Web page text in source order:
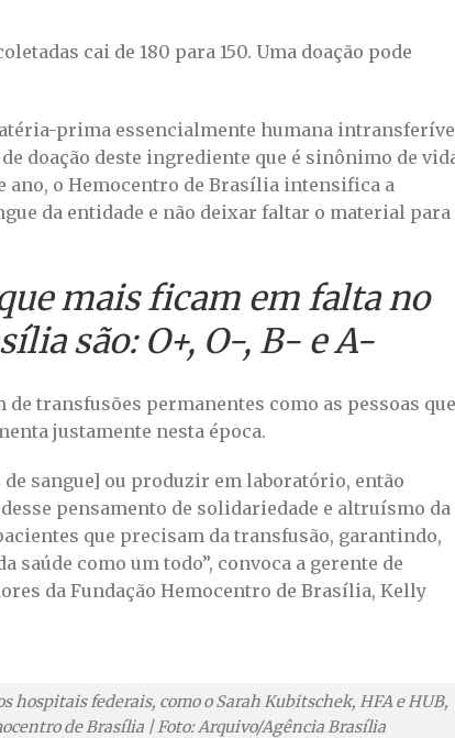
cai de 180 para 150. Uma doação pode
prima essencialmente humana
doação deste ingrediente que é sinônimo de
ano, o Hemocentro de Brasília intensifica a
da entidade e não deixar faltar o material para
mais ficam em falta no
são: O+, O-, B- e A-
transfusões permanentes como as pessoas que
justamente nesta época.
sangue] ou produzir em laboratório, então
pensamento de solidariedade e altruísmo da
que precisam da transfusão, garantindo,
saúde como um todo”, convoca a gerente de
da Fundação Hemocentro de Brasília, Kelly
hospitais federais, como o Sarah Kubitschek, HFA e HUB,
de Brasília | Foto: Arquivo/Agência Brasília